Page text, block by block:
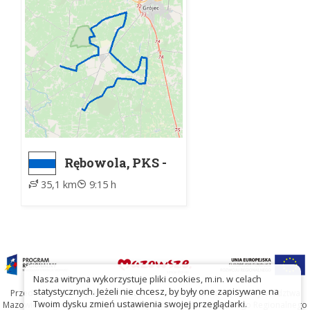
PTTK i Samorząd Województwa Mazowieckiego
2018.
Rębowola, PKS -
Łęczeszyce, PKS
35,1 km 9:15 h
Przedsięwzięcie współfinansowane ze środków Samorządu Województwa
Mazowieckiego oraz Unię Europejską w ramach Mazowieckiego Regionalnego
Nasza witryna wykorzystuje pliki cookies, m.in. w celach
statystycznych. Jeżeli nie chcesz, by były one zapisywane na
Twoim dysku zmień ustawienia swojej przeglądarki.